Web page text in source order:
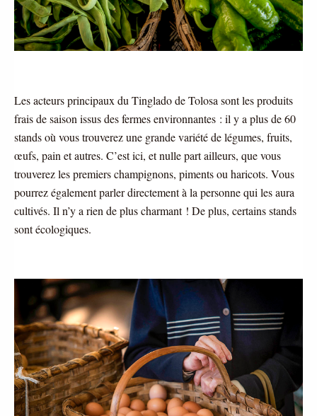
Les acteurs principaux du Tinglado de Tolosa sont les produits
frais de saison issus des fermes environnantes : il y a plus de 60
stands où vous trouverez une grande variété de légumes, fruits,
œufs, pain et autres. C’est ici, et nulle part ailleurs, que vous
trouverez les premiers champignons, piments ou haricots. Vous
pourrez également parler directement à la personne qui les aura
cultivés. Il n’y a rien de plus charmant ! De plus, certains stands
sont écologiques.